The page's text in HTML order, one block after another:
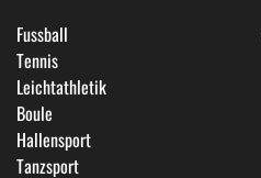
Fussball
Tennis
Leichtathletik
Boule
Hallensport
Tanzsport